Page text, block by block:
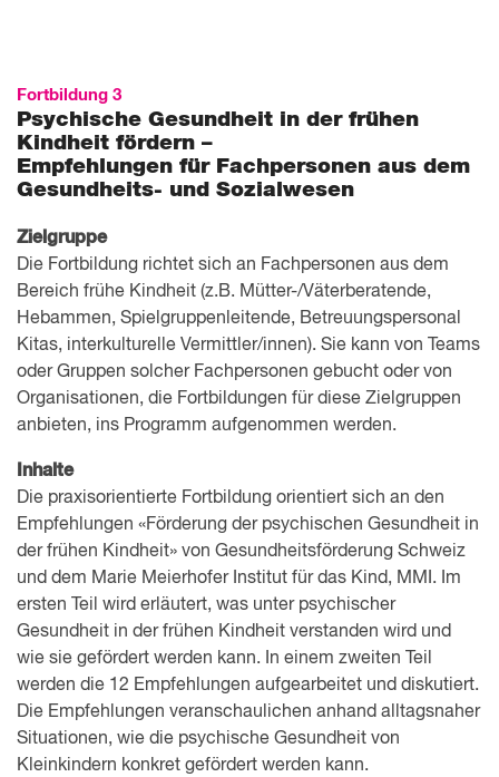
Fortbildung 3
Psychische Gesundheit in der frühen
Kindheit fördern –
Empfehlungen für Fachpersonen aus dem
Gesundheits- und Sozialwesen
Zielgruppe
Die Fortbildung richtet sich an Fachpersonen aus dem
Bereich frühe Kindheit (z.B. Mütter-/Väterberatende,
Hebammen, Spielgruppenleitende, Betreuungspersonal
Kitas, interkulturelle Vermittler/innen). Sie kann von Teams
oder Gruppen solcher Fachpersonen gebucht oder von
Organisationen, die Fortbildungen für diese Zielgruppen
anbieten, ins Programm aufgenommen werden.
Inhalte
Die praxisorientierte Fortbildung orientiert sich an den
Empfehlungen «Förderung der psychischen Gesundheit in
der frühen Kindheit» von Gesundheitsförderung Schweiz
und dem Marie Meierhofer Institut für das Kind, MMI. Im
ersten Teil wird erläutert, was unter psychischer
Gesundheit in der frühen Kindheit verstanden wird und
wie sie gefördert werden kann. In einem zweiten Teil
werden die 12 Empfehlungen aufgearbeitet und diskutiert.
Die Empfehlungen veranschaulichen anhand alltagsnaher
Situationen, wie die psychische Gesundheit von
Kleinkindern konkret gefördert werden kann.